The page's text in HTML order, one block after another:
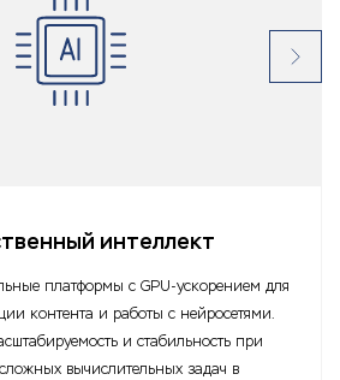
интеллект
платформы с GPU-ускорением для
контента и работы с нейросетями.
и стабильность при
вычислительных задач в